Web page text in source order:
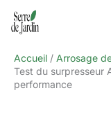
Accueil
Arrosage
Test du surpresseur
performance
Rechercher